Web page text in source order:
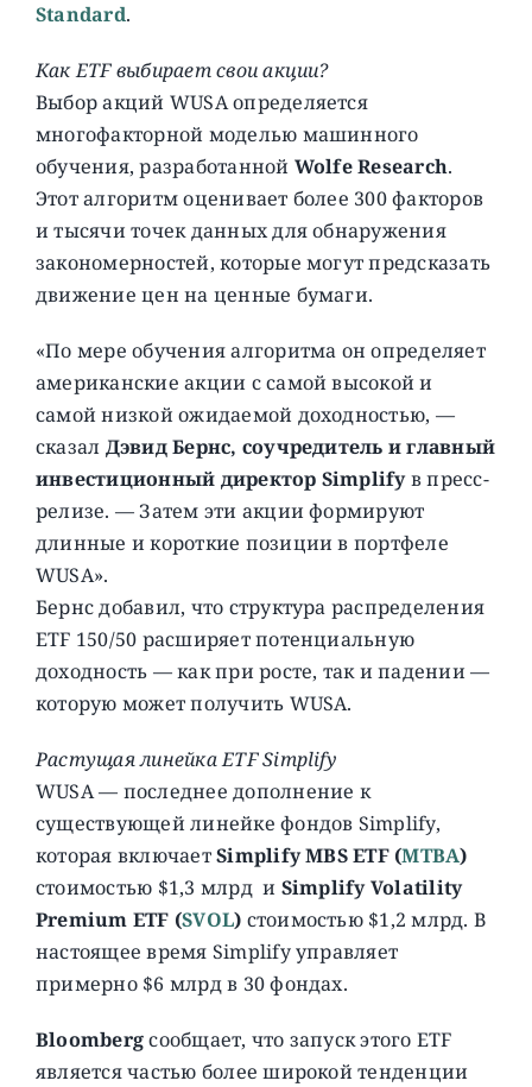
Standard.
Как ETF выбирает свои акции?
Выбор акций WUSA определяется
многофакторной моделью машинного
обучения, разработанной Wolfe Research.
Этот алгоритм оценивает более 300 факторов
и тысячи точек данных для обнаружения
закономерностей, которые могут предсказать
движение цен на ценные бумаги.
«По мере обучения алгоритма он определяет
американские акции с самой высокой и
самой низкой ожидаемой доходностью, —
сказал Дэвид Бернс, соучредитель и главный
инвестиционный директор Simplifyв пресс-
релизе. — Затем эти акции формируют
длинные и короткие позиции в портфеле
WUSA».
Бернс добавил, что структура распределения
ETF 150/50 расширяет потенциальную
доходность — как при росте, так и падении —
которую может получить WUSA.
Растущая линейка ETF Simplify
WUSA — последнее дополнение к
существующей линейке фондов Simplify,
которая включаетSimplify MBS ETF (MTBA)
стоимостью $1,3 млрд и Simplify Volatility
Premium ETF (SVOL) стоимостью $1,2 млрд. В
настоящее время Simplify управляет
примерно $6 млрд в 30 фондах.
Bloombergсообщает, что запуск этого ETF
является частью более широкой тенденции